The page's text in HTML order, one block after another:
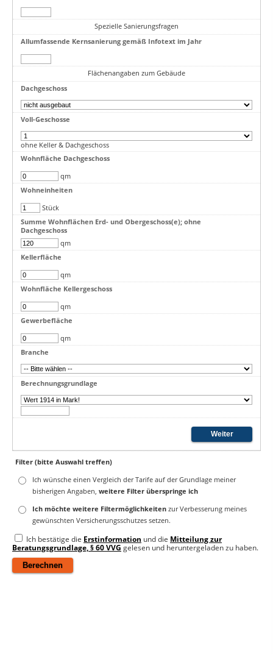
Spezielle Sanierungsfragen
Allumfassende Kernsanierung gemäß Infotext im Jahr
Flächenangaben zum Gebäude
Dachgeschoss
Voll-Geschosse
ohne Keller & Dachgeschoss
Wohnfläche Dachgeschoss
qm
Wohneinheiten
Stück
Summe Wohnflächen Erd- und Obergeschoss(e); ohne
Dachgeschoss
qm
Kellerfläche
qm
Wohnfläche Kellergeschoss
qm
Gewerbefläche
qm
Branche
Berechnungsgrundlage
Filter (bitte Auswahl treffen)
Ich wünsche einen Vergleich der Tarife auf der Grundlage meiner
bisherigen Angaben, weitere Filter überspringe ich
Ich möchte weitere Filtermöglichkeiten zur Verbesserung meines
gewünschten Versicherungsschutzes setzen.
Ich bestätige die Erstinformation und die Mitteilung zur
Beratungsgrundlage, § 60 VVG gelesen und heruntergeladen zu haben.